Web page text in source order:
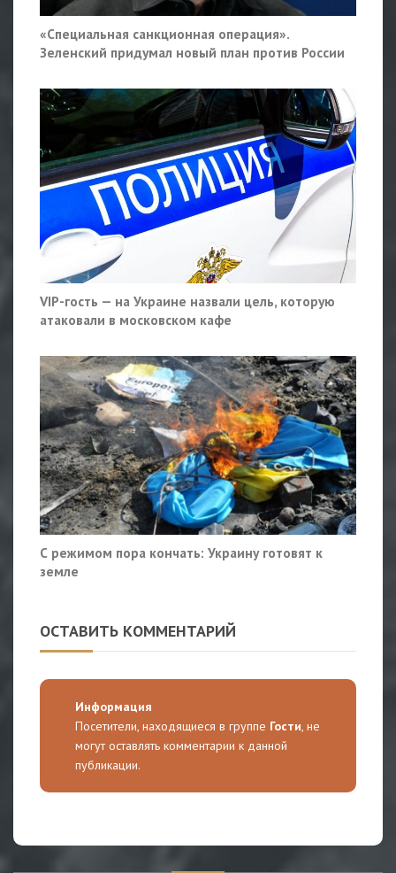
«Специальная санкционная операция».
Зеленский придумал новый план против России
VIP-гость — на Украине назвали цель, которую
атаковали в московском кафе
С режимом пора кончать: Украину готовят к
земле
ОСТАВИТЬ КОММЕНТАРИЙ
Информация
Посетители, находящиеся в группе Гости, не
могут оставлять комментарии к данной
публикации.